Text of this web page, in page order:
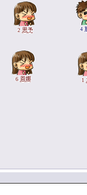
1
2 思予 4
6 恩娜